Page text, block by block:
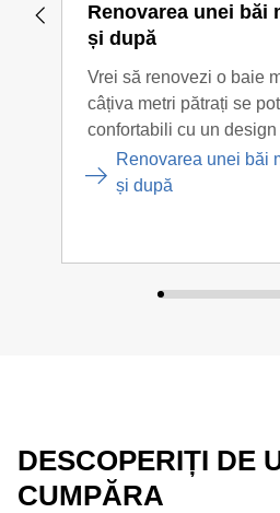
Renovarea unei băi
și după
Vrei să renovezi o baie
câțiva metri pătrați se
confortabili cu un design
Renovarea unei băi
și după
DESCOPERIȚI DE
CUMPĂRA